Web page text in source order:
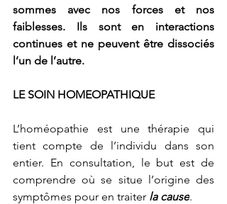
sommes avec nos forces et nos
faiblesses. Ils sont en interactions
continues et ne peuvent être dissociés
l’un de l’autre.
LE SOIN HOMEOPATHIQUE
L’homéopathie est une thérapie qui
tient compte de l’individu dans son
entier. En consultation, le but est de
comprendre où se situe l’origine des
symptômes pour en traiter la cause.